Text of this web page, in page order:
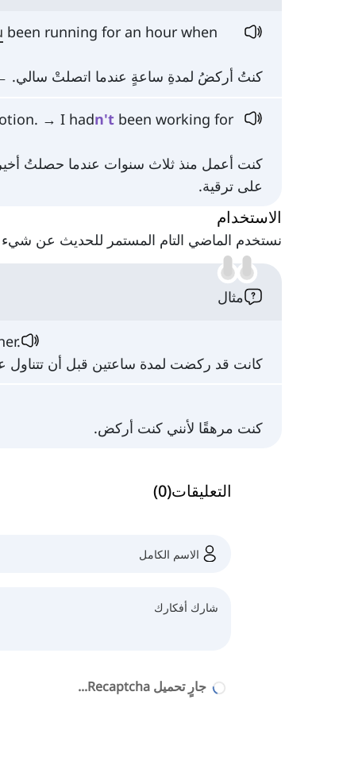
been running for an hour when
كنتُ أركضُ لمدةِ ساعةٍ عندما اتصلتْ
→ I hadn't been working for
كنت أعمل منذ ثلاث سنوات عندما حصلتُ
على ترقية.
الاستخدام
نستخدم الماضي التام المستمر للحديث عن
مثال
كانت قد ركضت لمدة ساعتين قبل أن تتناول
كنت مرهقًا لأنني كنت أركض.
التعليقات(
0
)
جارٍ تحميل Recaptcha...